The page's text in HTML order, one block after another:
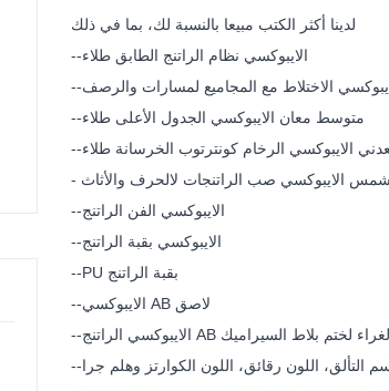
--الايبوكسي نظام الراتنج الطابق طلاء
الاختلاط مع المجاميع لمسارات والرصف
--متوسط معان الايبوكسي الجدول الأعلى طلاء
الايبوكسي الرخام كونترتوب الخرسانة طلاء
الايبوكسي صب الراتنجات لالحرف والأثاث
--الايبوكسي الفن الراتنج
--الايبوكسي بقبة الراتنج